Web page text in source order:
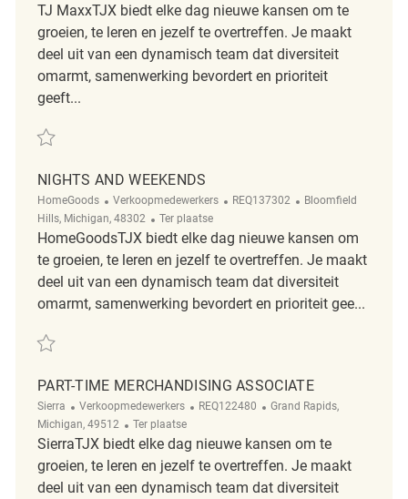
TJ MaxxTJX biedt elke dag nieuwe kansen om te
groeien, te leren en jezelf te overtreffen. Je maakt
deel uit van een dynamisch team dat diversiteit
omarmt, samenwerking bevordert en prioriteit
geeft...
Redden Nights and Weekends REQ135439
NIGHTS AND WEEKENDS
HomeGoods Categorie
Verkoopmedewerkers ReqId
REQ137302 Plaats
Bloomfield
Hills, Michigan, 48302
Afgelegen
Ter plaatse
HomeGoodsTJX biedt elke dag nieuwe kansen om
te groeien, te leren en jezelf te overtreffen. Je maakt
deel uit van een dynamisch team dat diversiteit
omarmt, samenwerking bevordert en prioriteit gee...
Redden Nights and Weekends REQ137302
PART-TIME MERCHANDISING ASSOCIATE
Sierra Categorie
Verkoopmedewerkers ReqId
REQ122480 Plaats
Grand Rapids,
Michigan, 49512
Afgelegen
Ter plaatse
SierraTJX biedt elke dag nieuwe kansen om te
groeien, te leren en jezelf te overtreffen. Je maakt
deel uit van een dynamisch team dat diversiteit